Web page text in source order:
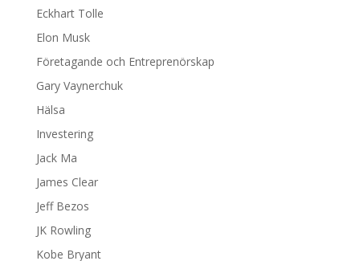
Eckhart Tolle
Elon Musk
Företagande och Entreprenörskap
Gary Vaynerchuk
Hälsa
Investering
Jack Ma
James Clear
Jeff Bezos
JK Rowling
Kobe Bryant